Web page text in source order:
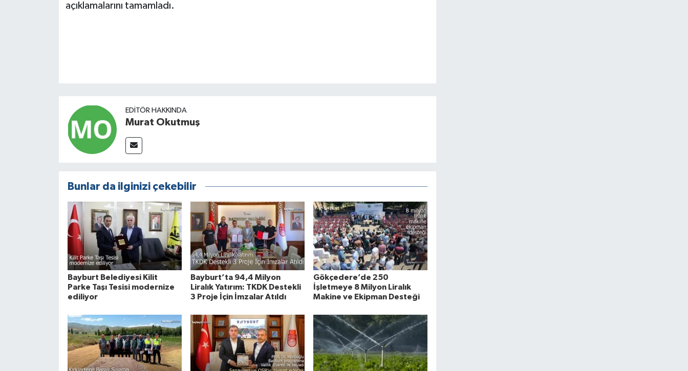
açıklamalarını tamamladı.
EDITÖR HAKKINDA
Murat Okutmuş
Bunlar da ilginizi çekebilir
Bayburt Belediyesi Kilit
Parke Taşı Tesisi modernize
ediliyor
Bayburt’ta 94,4 Milyon
Liralık Yatırım: TKDK Destekli
3 Proje İçin İmzalar Atıldı
Gökçedere’de 250
İşletmeye 8 Milyon Liralık
Makine ve Ekipman Desteği